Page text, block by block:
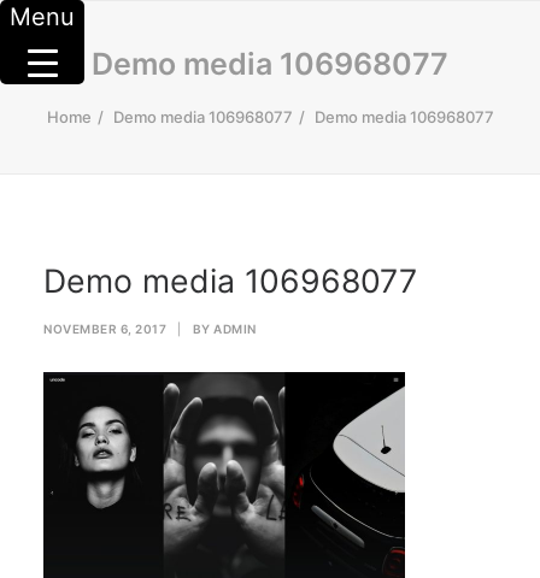
Demo media 106968077
Home Demo media 106968077 Demo media 106968077
Demo media 106968077
NOVEMBER 6, 2017 BY ADMIN
Menu